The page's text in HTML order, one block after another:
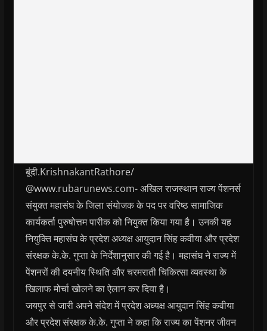
बूंदी.KrishnakantRathore/
@www.rubarunews.com- अखिल राजस्थान राज्य पेंशनर्स
संयुक्त महासंघ के जिला संयोजक के पद पर वरिष्ठ सामाजिक
कार्यकर्ता पुरुषोत्तम पारीक को नियुक्त किया गया है। उनकी यह
नियुक्ति महासंघ के प्रदेश अध्यक्ष आयुदान सिंह कवीया और प्रदेश
संरक्षक के.के. गुप्ता के निर्देशानुसार की गई है। महासंघ ने राज्य में
पेंशनरों की दयनीय स्थिति और चरमराती चिकित्सा व्यवस्था के
खिलाफ मोर्चा खोलने का ऐलान कर दिया है।
जयपुर से जारी अपने संदेश में प्रदेश अध्यक्ष आयुदान सिंह कवीया
और प्रदेश संरक्षक के.के. गुप्ता ने कहा कि राज्य का पेंशनर जीवन